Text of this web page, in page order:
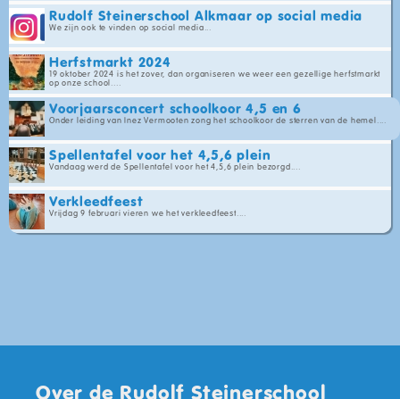
Rudolf Steinerschool Alkmaar op social media
We zijn ook te vinden op social media...
Herfstmarkt 2024
19 oktober 2024 is het zover, dan organiseren we weer een gezellige herfstmarkt
op onze school....
Voorjaarsconcert schoolkoor 4,5 en 6
Onder leiding van Inez Vermooten zong het schoolkoor de sterren van de hemel....
Spellentafel voor het 4,5,6 plein
Vandaag werd de Spellentafel voor het 4,5,6 plein bezorgd....
Verkleedfeest
Vrijdag 9 februari vieren we het verkleedfeest....
Over de Rudolf Steinerschool